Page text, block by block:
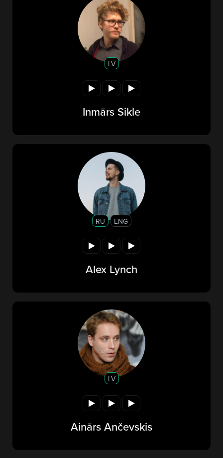
LV
Inmārs Sikle
RU ENG
Alex Lynch
LV
Ainārs Ančevskis